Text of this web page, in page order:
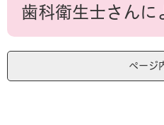
本
歯科衛生士さんに
ページ